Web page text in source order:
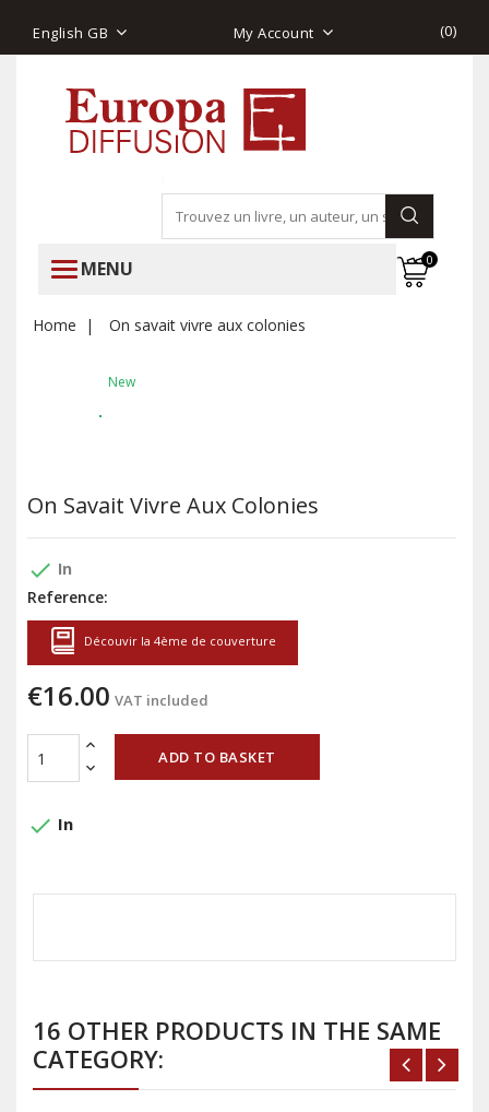
English GB My Account (0)
MENU 0
Home On savait vivre aux colonies
New
On Savait Vivre Aux Colonies
done In
Reference:
Découvir la 4ème de couverture
€16.00 VAT included
ADD TO BASKET
done In
16 OTHER PRODUCTS IN THE SAME
CATEGORY: